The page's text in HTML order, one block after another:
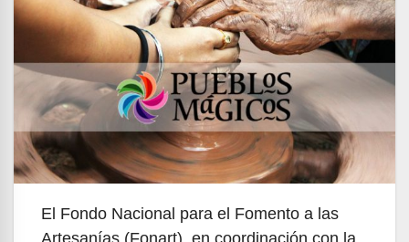
El Fondo Nacional para el Fomento a las